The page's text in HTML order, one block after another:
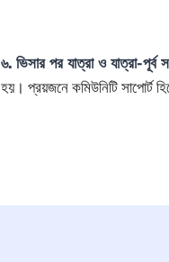
৬. ভিসার পর যাত্রা ও যাত্রা-পূর্ব
হয়। প্রয়জনে কমিউনিটি সাপোর্ট